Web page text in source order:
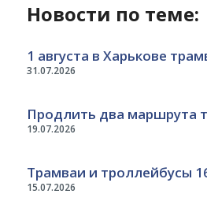
Новости по теме:
31.07.2026
1 августа в Харькове
19.07.2026
Продлить два маршрута
15.07.2026
Трамваи и троллейбусы